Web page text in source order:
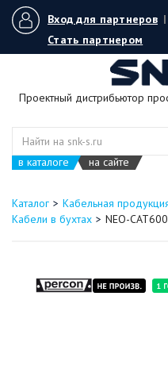
Вход для партнеров |
Стать партнером
Проектный дистрибьютор
в каталоге на сайте
Каталог
Кабельная
Кабели в бухтах
NEO-